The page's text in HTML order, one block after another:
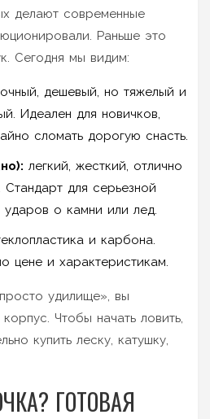
делают современные
Раньше это
Сегодня мы видим:
дешевый, но тяжелый и
Идеален для новичков,
сломать дорогую снасть.
легкий, жесткий, отлично
для серьезной
о камни или лед.
и карбона.
цене и характеристикам.
удилище», вы
Чтобы начать ловить,
купить леску, катушку,
ГОТОВАЯ